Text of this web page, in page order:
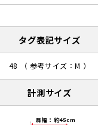
タグ表記サイズ
48 （ 参考サイズ：M ）
計測サイズ
肩幅：約45cm